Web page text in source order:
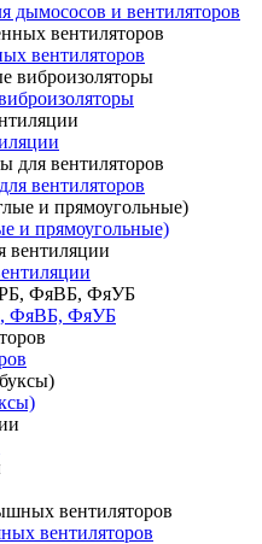
и вентиляторов
вентиляторов
вентиляторов
и прямоугольные)
ФяВБ, ФяУБ
вентиляторов